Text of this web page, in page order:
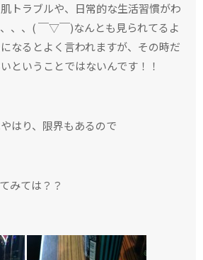
トラブルや、日常的な生活習慣がわ
、、( ￣▽￣)なんとも見られてるよ
なるとよく言われますが、その時だ
ということではないんです！！
はり、限界もあるので
みては？？